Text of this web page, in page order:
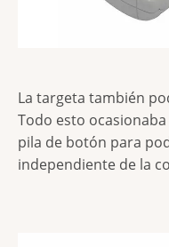
La targeta también
Todo esto
pila de botón para
independiente de la